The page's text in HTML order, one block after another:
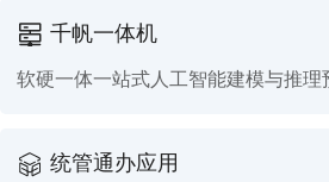
千帆一体机
软硬一体一站式人工智能建模与推理
统管通办应用